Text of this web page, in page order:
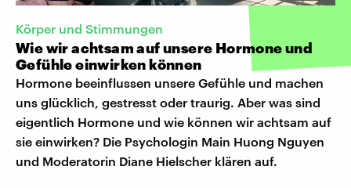
Körper und Stimmungen
Wie wir achtsam auf unsere Hormone und
Gefühle einwirken können
Hormone beeinflussen unsere Gefühle und machen
uns glücklich, gestresst oder traurig. Aber was sind
eigentlich Hormone und wie können wir achtsam auf
sie einwirken? Die Psychologin Main Huong Nguyen
und Moderatorin Diane Hielscher klären auf.